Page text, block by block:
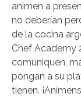
animen a
no deberían
de la cocina
Chef Academy
comuniquen,
pongan a su
tienen.